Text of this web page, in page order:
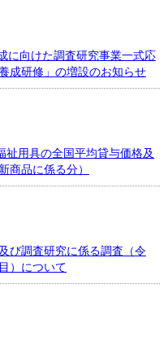
に向けた調査研究事業一式応
成研修」の増設のお知らせ
用具の全国平均貸与価格及
商品に係る分）
び調査研究に係る調査（令
）について